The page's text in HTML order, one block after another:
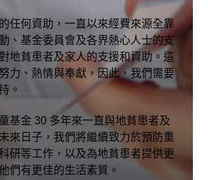
任何資助，一直以來經費來源全靠
、基金委員會及各界熱心人士的支
地貧患者及家人的支援和資助。這
力、熱情與奉獻，因此，我們需要
。
基金 30 多年來一直與地貧患者及
來日子，我們將繼續致力於預防重
研等工作，以及為地貧患者提供更
們有更佳的生活素質。